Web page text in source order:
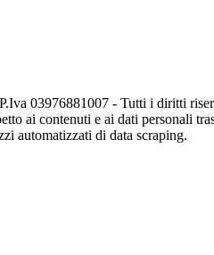
03976881007 - Tutti i diritti
ai contenuti e ai dati personali
automatizzati di data scraping.